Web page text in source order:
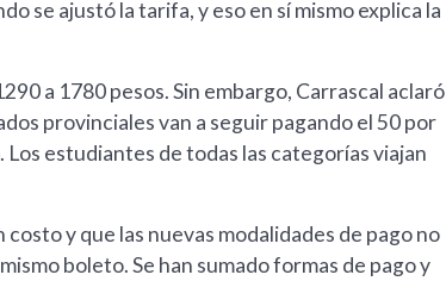
se ajustó la tarifa, y eso en sí mismo explica la
a 1780 pesos. Sin embargo, Carrascal aclaró
provinciales van a seguir pagando el 50 por
estudiantes de todas las categorías viajan
y que las nuevas modalidades de pago no
boleto. Se han sumado formas de pago y